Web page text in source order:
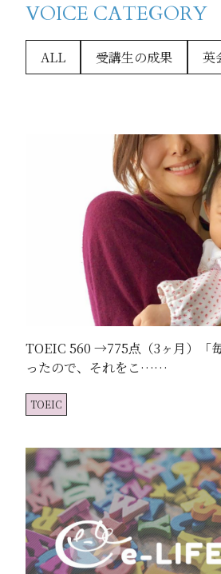
VOICE CATEGORY
ALL 受講生の成果 英
TOEIC 560 →775点（3ヶ月）「
ったので、それをこ……
TOEIC